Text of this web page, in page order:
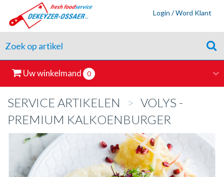
Login / Word Klant
Uw winkelmand 0
SERVICE ARTIKELEN > VOLYS -
PREMIUM KALKOENBURGER